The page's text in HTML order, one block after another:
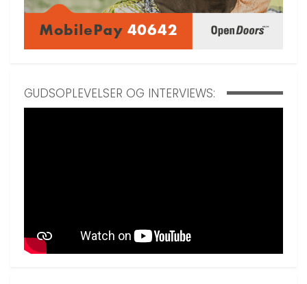
GUDSOPLEVELSER OG INTERVIEWS: